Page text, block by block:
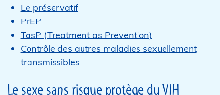
Le préservatif
PrEP
TasP (Treatment as Prevention)
Contrôle des autres maladies sexuellement
transmissibles
Le sexe sans risque protège du VIH